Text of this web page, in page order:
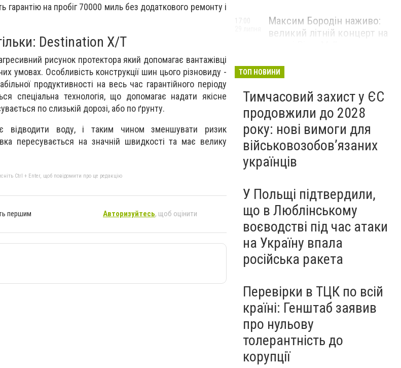
гарантію на пробіг 70000 миль без додаткового ремонту і
Destination X/T
рисунок протектора який допомагає вантажівці
умовах. Особливість конструкції шин цього різновиду -
продуктивності на весь час гарантійного періоду
спеціальна технологія, що допомагає надати якісне
по слизькій дорозі, або по ґрунту.
відводити воду, і таким чином зменшувати ризик
пересувається на значній швидкості та має велику
Ctrl + Enter, щоб повідомити про це редакцію
першим Авторизуйтесь, щоб оцінити
Максим Бородін наживо:
великий літній концерт на
17:00
ТОП НОВИНИ
Тимчасовий захист у ЄС
продовжили до 2028
року: нові вимоги для
військовозобов’язаних
українців
У Польщі підтвердили,
що в Люблінському
воєводстві під час атаки
на Україну впала
російська ракета
Перевірки в ТЦК по всій
країні: Генштаб заявив
про нульову
толерантність до
корупції